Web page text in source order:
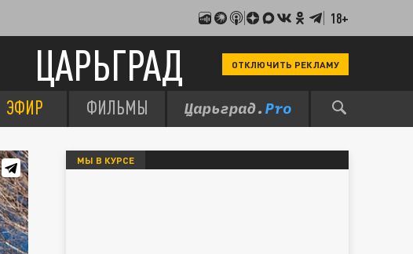
18+
ЦАРЬГРАД ОТКЛЮЧИТЬ РЕКЛАМУ
ЭФИР ФИЛЬМЫ
МЫ В КУРСЕ